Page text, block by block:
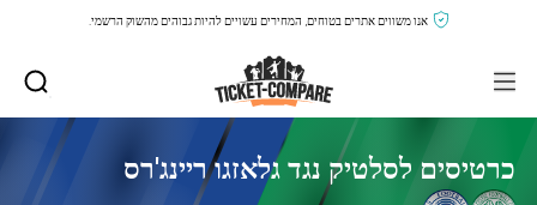
אנו משווים אתרים בטוחים, המחירים עשויים להיות גבוהים מהשוק הרשמי.
כרטיסים לסלטיק נגד גלאזגו ריינג'רס